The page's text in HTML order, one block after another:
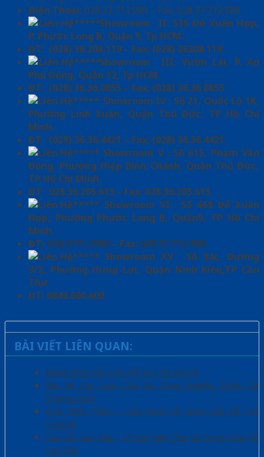
Điện Thoại:028.37.712.989 – Fax: 028.37.712.989
*****Showroom II:535 Đỗ Xuân Hợp,
P. Phước Long B, Quận 9, Tp HCM.
ĐT: (028) 36.208.119 – Fax: (028) 36208 119
*****Showroom III:Vườn Lài, P. An
Phú Đông, Quận 12, Tp HCM.
ĐT: (028) 36.36.0855 – Fax: (028) 36.36.0855
***** Showroom IV : Số 21, Quốc Lộ 1K,
Phường Linh Xuân, Quận Thủ Đức, TP Hồ Chí
Minh.
ĐT: (028) 36.36.4421 – Fax: (028) 36.36.4421
***** Showroom V : Số 615, Phạm Văn
Đồng, Phường Hiệp Bình Chánh, Quận Thủ Đức,
TP Hồ Chí Minh.
ĐT: 028.36.205.615 – Fax: 028.36.205.615
***** Showroom VI : Số 669 Đỗ Xuân
Hợp, Phường Phước Long B, Quận9, TP Hồ Chí
Minh.
ĐT: 028.3771.2989 – Fax: 028.37.712.989
***** Showroom XV : Số 94c, Đường
3/2, Phường Hưng Lợi, Quận Ninh Kiều,TP Cần
Thơ.
ĐT: 0849.600.600
BÀI VIẾT LIÊN QUAN:
BẢNG BÁO GIÁ CỬA GỖ VÀ CỬA NHỰA
Bật Mí Các Loại Cửa Gỗ Công Nghiệp Được Ưa
Chuộng 2021
CỬA NHÀ TẮM | CỬA NHÀ VỆ SINH GIÁ RẺ TẠI
TPHCM
Cửa Gỗ Cao Cấp – Vì Sao Nên Chọn Sử Dụng Cửa Gỗ
Cao Cấp